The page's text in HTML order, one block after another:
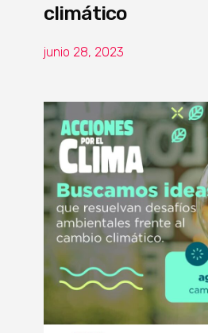
climático
junio 28, 2023